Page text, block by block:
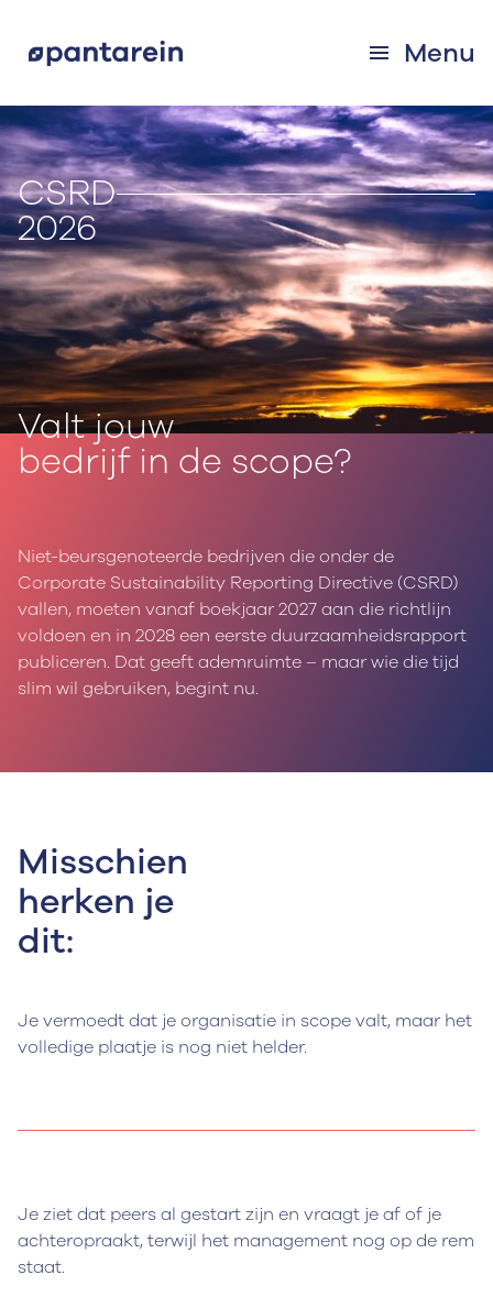
Menu
CSRD
2026
Valt jouw
bedrijf in de scope?
Niet-beursgenoteerde bedrijven die onder de
Corporate Sustainability Reporting Directive (CSRD)
vallen, moeten vanaf boekjaar 2027 aan die richtlijn
voldoen en in 2028 een eerste duurzaamheidsrapport
publiceren. Dat geeft ademruimte – maar wie die tijd
slim wil gebruiken, begint nu.
Misschien
herken je
dit:
Je vermoedt dat je organisatie in scope valt, maar het
volledige plaatje is nog niet helder.
Je ziet dat peers al gestart zijn en vraagt je af of je
achteropraakt, terwijl het management nog op de rem
staat.